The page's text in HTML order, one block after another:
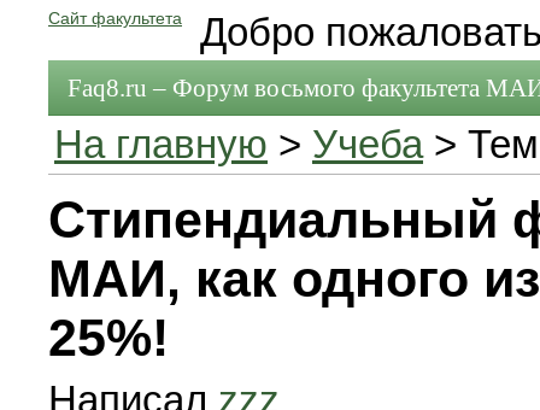
Сайт факультета Добро
Faq8.ru – Форум восьмого факультета
На главную > Учеба>
Стипендиальный
МАИ, как одного
25%!
Написал zzz